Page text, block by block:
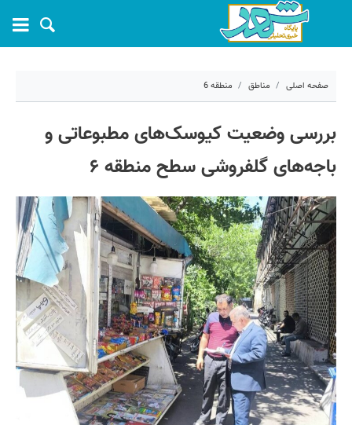
صفحه اصلی مناطق منطقه 6
کد مطلب:
بررسی وضعیت کیوسک‌های مطبوعاتی و
باجه‌های گلفروشی سطح منطقه ۶